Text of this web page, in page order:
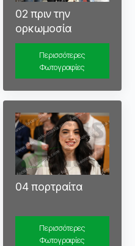
02 πριν την
ορκωμοσία
Περισσότερες
Φωτογραφίες
04 πορτραίτα
Περισσότερες
Φωτογραφίες